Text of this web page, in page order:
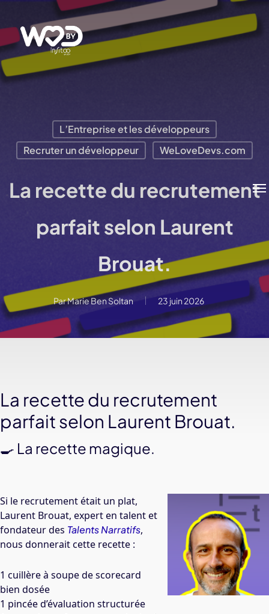
contenu
principal
L’Entreprise et les développeurs
Recruter un développeur
WeLoveDevs.com
La recette du recrutement
parfait selon Laurent
Brouat.
ParMarie Ben Soltan 23 juin 2026
La recette du recrutement
parfait selon Laurent Brouat.
🍳 La recette magique.
Si le recrutement était un plat,
Laurent Brouat, expert en talent et
fondateur des Talents Narratifs,
nous donnerait cette recette :
1 cuillère à soupe de scorecard
bien dosée
1 pincée d’évaluation structurée